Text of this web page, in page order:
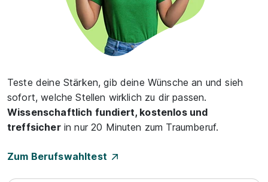
Teste deine Stärken, gib deine Wünsche an und sieh
sofort, welche Stellen wirklich zu dir passen.
Wissenschaftlich fundiert, kostenlos und
treffsicherin nur 20 Minuten zum Traumberuf.
Zum Berufswahltest